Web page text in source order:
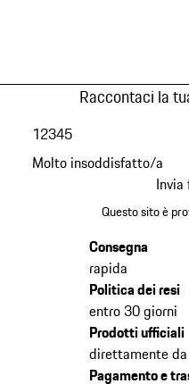
Raccontaci la
Molto insoddisfatto/a
12345
Questo sito è
Consegna
rapida
Politica dei resi
entro 30 giorni
Prodotti ufficiali
direttamente da
Pagamento e